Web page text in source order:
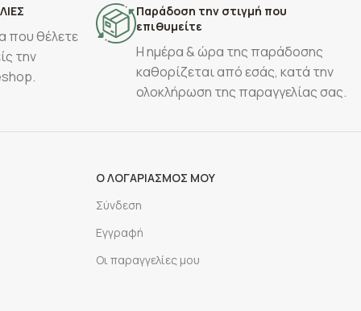
που θέλετε
την
Παράδοση την στιγμή που
επιθυμείτε
Η ημέρα & ώρα της παράδοσης
καθορίζεται από εσάς, κατά την
ολοκλήρωση της παραγγελίας σας.
Ο ΛΟΓΑΡΙΑΣΜΟΣ ΜΟΥ
Σύνδεση
Εγγραφή
Οι παραγγελίες μου